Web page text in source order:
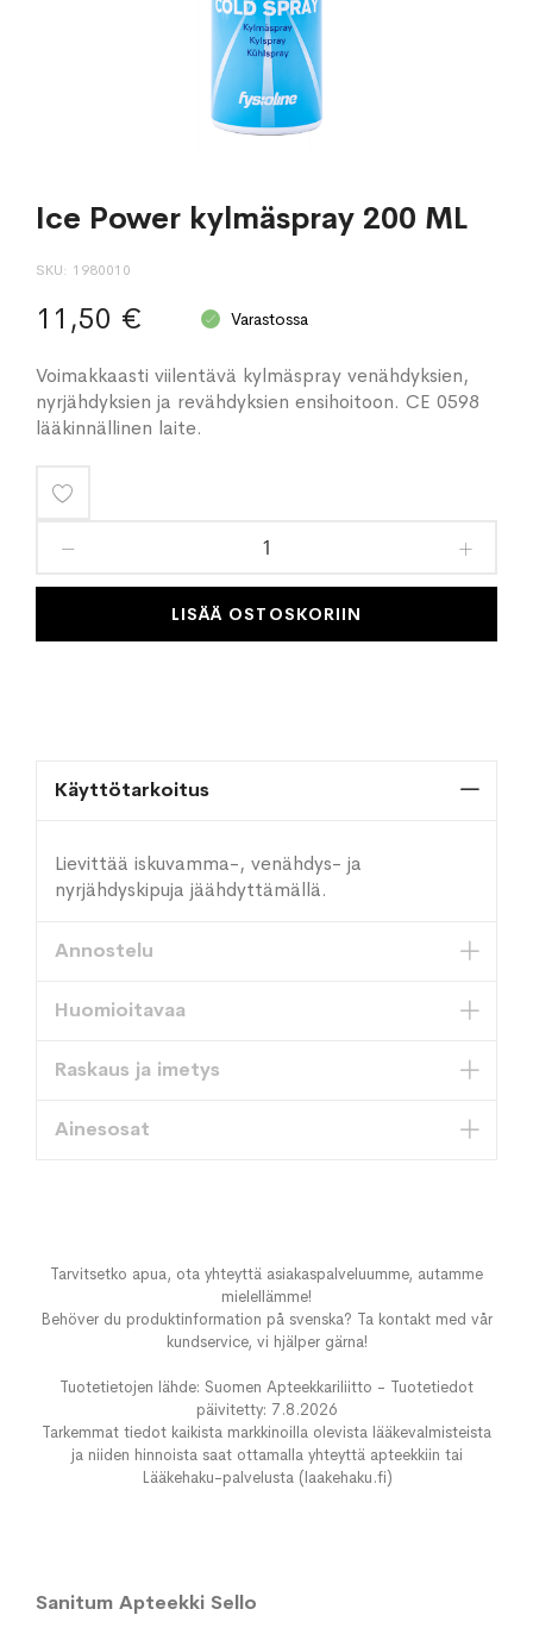
Ice Power kylmäspray 200 ML
SKU 1980010
11,50 € Varastossa
Voimakkaasti viilentävä kylmäspray venähdyksien,
nyrjähdyksien ja revähdyksien ensihoitoon. CE 0598
lääkinnällinen laite.
toivelistaan
LISÄÄ OSTOSKORIIN
Käyttötarkoitus
Lievittää iskuvamma-, venähdys- ja
nyrjähdyskipuja jäähdyttämällä.
Annostelu
Huomioitavaa
Raskaus ja imetys
Ainesosat
Tarvitsetko apua, ota yhteyttä asiakaspalveluumme, autamme
mielellämme!
Behöver du produktinformation på svenska? Ta kontakt med vår
kundservice, vi hjälper gärna!
Tuotetietojen lähde: Suomen Apteekkariliitto - Tuotetiedot
päivitetty: 7.8.2026
Tarkemmat tiedot kaikista markkinoilla olevista lääkevalmisteista
ja niiden hinnoista saat ottamalla yhteyttä apteekkiin tai
Lääkehaku-palvelusta (laakehaku.fi)
Sanitum Apteekki Sello